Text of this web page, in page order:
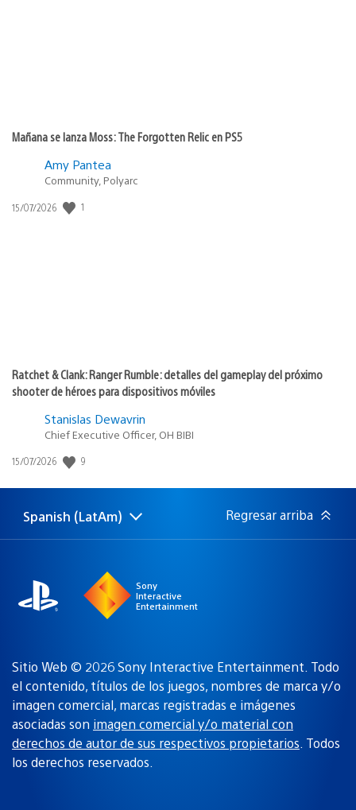
Mañana se lanza Moss: The Forgotten Relic en PS5
Amy Pantea
Community, Polyarc
Fecha
15/07/2026 1
Ratchet & Clank: Ranger Rumble: detalles del gameplay del próximo
shooter de héroes para dispositivos móviles
Stanislas Dewavrin
Chief Executive Officer, OH BIBI
Fecha
publicación:
15/07/2026 9
Elige
una
Región
actual:
Spanish (LatAm) Regresar arriba
Sony
Interactive
Entertainment
Sitio Web © 2026 Sony Interactive Entertainment. Todo
el contenido, títulos de los juegos, nombres de marca y/o
imagen comercial, marcas registradas e imágenes
asociadas son imagen comercial y/o material con
derechos de autor de sus respectivos propietarios. Todos
los derechos reservados.